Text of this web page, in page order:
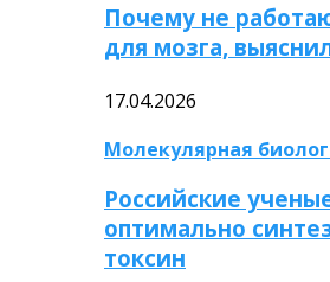
Почему не
для мозга,
17.04.2026
Молекулярная
Российские
оптимально
токсин